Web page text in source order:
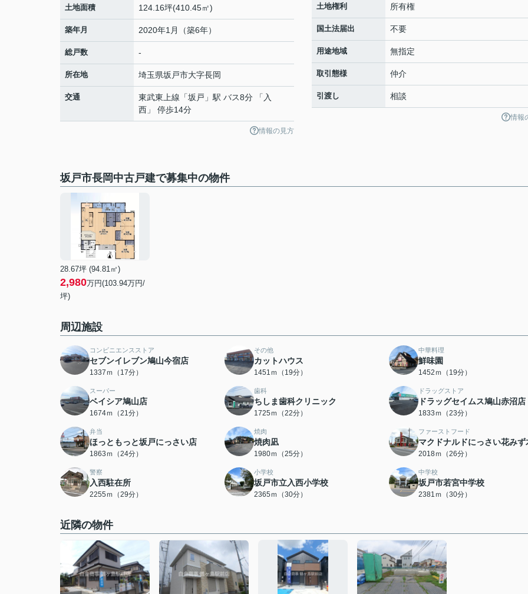
土地面積 124.16坪(410.45㎡)
築年月 2020年1月（築6年）
総戸数 -
所在地 埼玉県坂戸市大字長岡
交通 東武東上線 「坂戸 」駅 バス8分 「入
西」 停歩14分
情報の見方
土地権利 所有権
国土法届出 不要
用途地域 無指定
取引態様 仲介
引渡し 相談
情報
坂戸市長岡中古戸建で募集中の物件
28.67坪 (94.81㎡)
2,980万円(103.94万円/
坪)
周辺施設
コンビニエンスストア
セブンイレブン鳩山今宿店
1337ｍ（17分）
その他
カットハウス
1451ｍ（19分）
中華料理
鮮味園
1452ｍ（19分）
スーパー
ベイシア鳩山店
1674ｍ（21分）
歯科
ちしま歯科クリニック
1725ｍ（22分）
ドラッグストア
ドラッグセイムス鳩山赤沼店
1833ｍ（23分）
弁当
ほっともっと坂戸にっさい店
1863ｍ（24分）
焼肉
焼肉凪
1980ｍ（25分）
ファーストフード
マクドナルドにっさい花みず
2018ｍ（26分）
警察
入西駐在所
2255ｍ（29分）
小学校
坂戸市立入西小学校
2365ｍ（30分）
中学校
坂戸市若宮中学校
2381ｍ（30分）
近隣の物件